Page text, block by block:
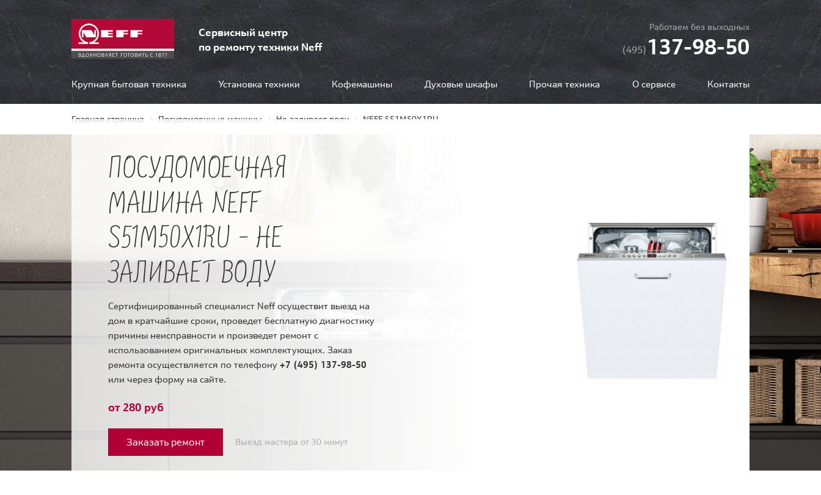
Сервисный центр
по ремонту техники Neff
Работаем без выходных
(495)137-98-50
Крупная бытовая техника Установка техники Кофемашины Духовые шкафы Прочая техника О сервисе Контакты
Главная страница Посудомоечные машины Не заливает воду NEFF S51M50X1RU
ПОСУДОМОЕЧНАЯ
МАШИНА NEFF
S51M50X1RU - НЕ
ЗАЛИВАЕТ ВОДУ
Сертифицированный специалист Neff осуществит выезд на
дом в кратчайшие сроки, проведет бесплатную диагностику
причины неисправности и произведет ремонт с
использованием оригинальных комплектующих. Заказ
ремонта осуществляется по телефону +7 (495) 137-98-50
или через форму на сайте.
от 280 руб
Заказать ремонт Выезд мастера от 30 минут